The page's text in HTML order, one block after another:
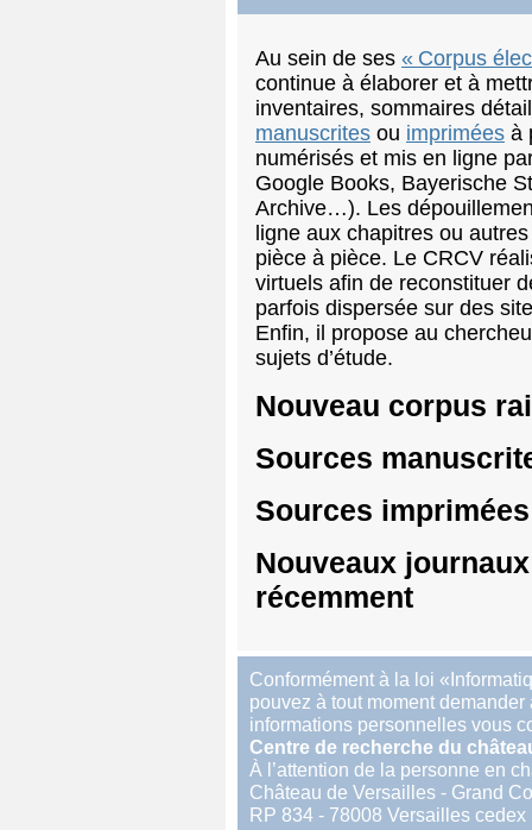
Au sein de ses « Corpus
continue à élaborer et à
inventaires, sommaires
manuscrites ou imprimées à
numérisés et mis en ligne
Google Books, Bayerische
Archive…). Les
ligne aux chapitres ou
pièce à pièce. Le CRCV
virtuels afin de reconstituer
parfois dispersée sur des
Enfin, il propose au
sujets d’étude.
Nouveau corpus
Sources
Sources
Nouveaux
récemment
Conformément à la loi
pouvez à tout moment
informations personnelles vous
Centre de recherche du
À l’attention de la personne en
Château de Versailles - Grand
RP 834 - 78008 Versailles cedex